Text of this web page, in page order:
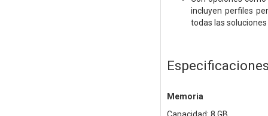
incluyen perfiles
todas las
Memoria